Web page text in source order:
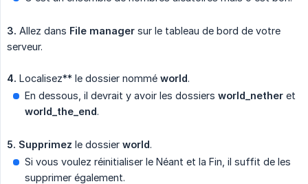
3. Allez dans File manager sur le tableau de bord de votre
serveur.
4. Localisez** le dossier nommé world.
En dessous, il devrait y avoir les dossiers world_nether et
world_the_end.
5. Supprimez le dossier world.
Si vous voulez réinitialiser le Néant et la Fin, il suffit de les
supprimer également.